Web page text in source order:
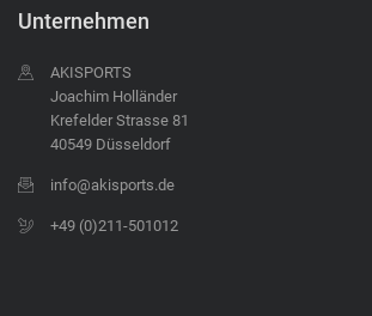
Unternehmen
AKISPORTS
Joachim Holländer
Krefelder Strasse 81
40549 Düsseldorf
info@akisports.de
+49 (0)211-501012